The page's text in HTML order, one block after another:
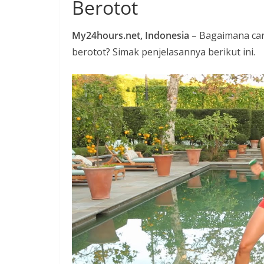
Berotot
My24hours.net, Indonesia – Bagaimana
berotot? Simak penjelasannya berikut ini.